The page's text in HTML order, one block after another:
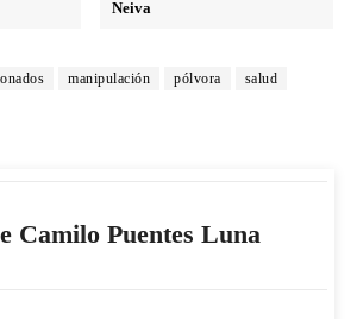
Neiva
manipulación pólvora salud
Camilo Puentes Luna